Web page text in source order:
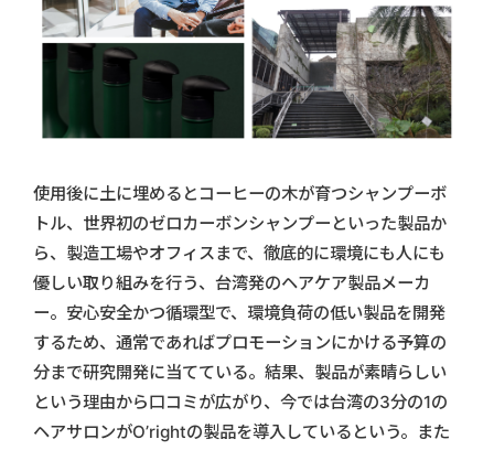
使用後に土に埋めるとコーヒーの木が育つシャンプーボ
トル、世界初のゼロカーボンシャンプーといった製品か
ら、製造工場やオフィスまで、徹底的に環境にも人にも
優しい取り組みを行う、台湾発のヘアケア製品メーカ
ー。安心安全かつ循環型で、環境負荷の低い製品を開発
するため、通常であればプロモーションにかける予算の
分まで研究開発に当てている。結果、製品が素晴らしい
という理由から口コミが広がり、今では台湾の3分の1の
ヘアサロンがO’rightの製品を導入しているという。また